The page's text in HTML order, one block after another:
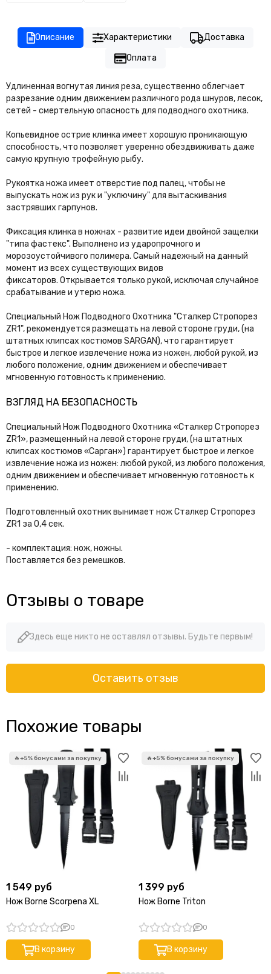
Описание Характеристики
Доставка
Оплата
Удлиненная вогнутая линия реза, существенно облегчает
разрезание одним движением различного рода шнуров, лесок,
сетей - смертельную опасность для подводного охотника.
Копьевидное острие клинка имеет хорошую проникающую
способность, что позволяет уверенно обездвиживать даже
самую крупную трофейную рыбу.
Рукоятка ножа имеет отверстие под палец, чтобы не
выпускать нож из рук и "уключину" для вытаскивания
застрявших гарпунов.
Фиксация клинка в ножнах - развитие идеи двойной защелки
"типа фастекс". Выполнено из ударопрочного и
морозоустойчивого полимера. Самый надежный на данный
момент из всех существующих видов
фиксаторов. Открывается только рукой, исключая случайное
срабатывание и утерю ножа.
Специальный Нож Подводного Охотника "Сталкер Стропорез
ZR1", рекомендуется размещать на левой стороне груди, (на
штатных клипсах костюмов SARGAN), что гарантирует
быстрое и легкое извлечение ножа из ножен, любой рукой, из
любого положение, одним движением и обеспечивает
мгновенную готовность к применению.
ВЗГЛЯД НА БЕЗОПАСНОСТЬ
Специальный Нож Подводного Охотника «Сталкер Стропорез
ZR1», размещенный на левой стороне груди, (на штатных
клипсах костюмов «Сарган») гарантирует быстрое и легкое
извлечение ножа из ножен: любой рукой, из любого положения,
одним движением и обеспечивает мгновенную готовность к
применению.
Подготовленный охотник вынимает нож Сталкер Стропорез
ZR1 за 0,4 сек.
- комплектация: нож, ножны.
Поставляется без ремешков.
Отзывы о товаре
Здесь еще никто не оставлял отзывы. Будьте первым!
Оставить отзыв
Похожие товары
1 549 руб
Нож Borne Scorpena XL
0
В корзину
1 399 руб
Нож Borne Triton
0
В корзину